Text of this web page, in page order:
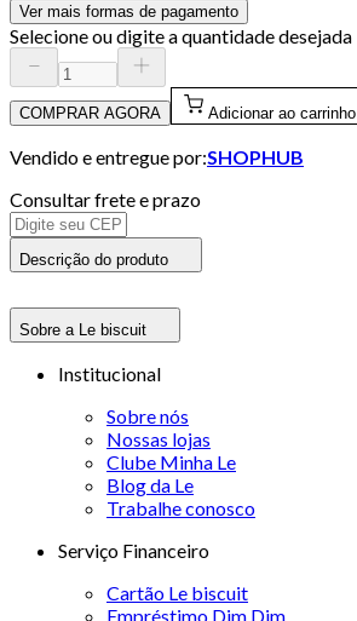
Ver mais formas de pagamento
Selecione ou digite a quantidade desejada
COMPRAR AGORA Adicionar ao carrinho
Vendido e entregue por:SHOPHUB
Consultar frete e prazo
Descrição do produto
Sobre a Le biscuit
Institucional
Sobre nós
Nossas lojas
Clube Minha Le
Blog da Le
Trabalhe conosco
Serviço Financeiro
Cartão Le biscuit
Empréstimo Dim Dim